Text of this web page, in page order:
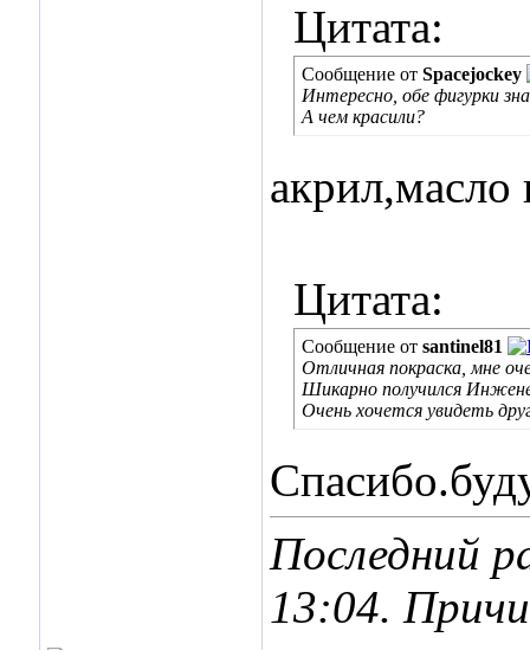
Цитата:
Сообщение от Spacejockey
Интересно, обе фигурки
А чем красили?
акрил,масло
Цитата:
Сообщение от santinel81
Отличная покраска, мне
Шикарно получился
Очень хочется увидеть
Последний
13:04.